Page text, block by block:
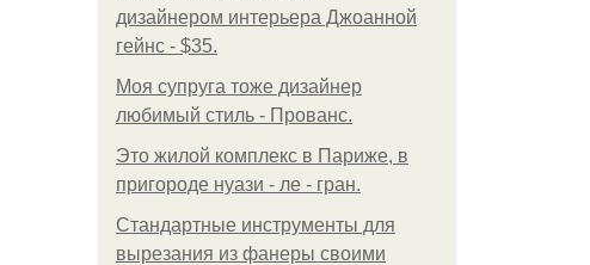
дизайнером интерьера Джоанной
гейнс - $35.
Моя супруга тоже дизайнер
любимый стиль - Прованс.
Это жилой комплекс в Париже, в
пригороде нуази - ле - гран.
Стандартные инструменты для
вырезания из фанеры своими